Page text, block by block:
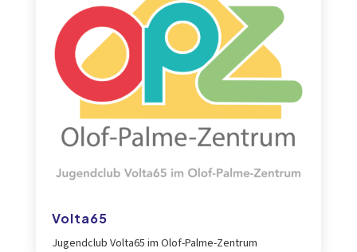
Volta65
Jugendclub Volta65 im Olof-Palme-Zentrum